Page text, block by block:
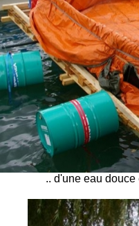
.. d'une eau